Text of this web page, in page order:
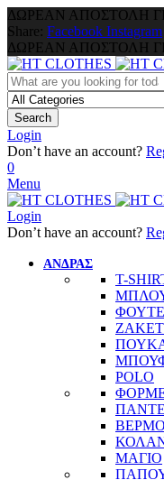
ΔΩΡΕΑΝ ΑΠΟΣΤΟΛΗ
Share: Facebook Instagram
ΔΩΡΕΑΝ ΑΠΟΣΤΟΛΗ
Search
Login
Don’t have an account?
0
Menu
Login
Don’t have an account?
ΑΝΔΡΑΣ
T-
POLO
ΜΑΓΙΟ